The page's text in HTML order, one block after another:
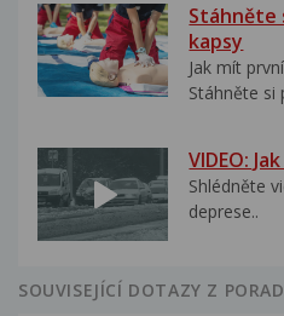
Stáhněte
kapsy
Jak mít
Stáhněte si
VIDEO:
Shlédněte
deprese..
SOUVISEJÍCÍ DOTAZY Z